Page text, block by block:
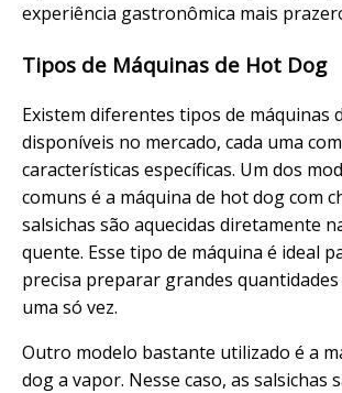
experiência gastronômica mais
Tipos de Máquinas de Hot Dog
Existem diferentes tipos de máquinas
disponíveis no mercado, cada uma
características específicas. Um dos
comuns é a máquina de hot dog com
salsichas são aquecidas diretamente
quente. Esse tipo de máquina é ideal
precisa preparar grandes
uma só vez.
Outro modelo bastante utilizado é a
dog a vapor. Nesse caso, as salsichas